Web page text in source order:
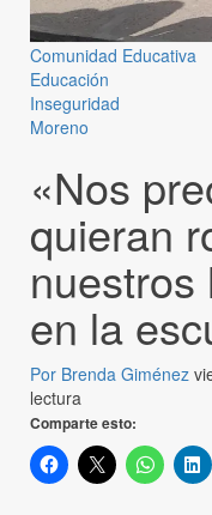
Comunidad Educativa
Educación
Inseguridad
Moreno
«Nos
quieran
nuestros
en la
Por Brenda Giménez
lectura
Comparte esto: